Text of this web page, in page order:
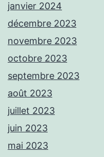
janvier 2024
décembre 2023
novembre 2023
octobre 2023
septembre 2023
août 2023
juillet 2023
juin 2023
mai 2023